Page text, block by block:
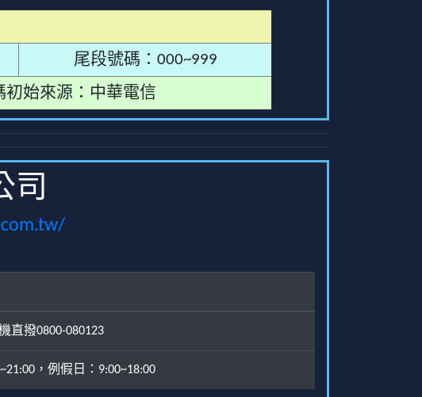
尾段號碼：000~999
初始來源：中華電信
司
直撥0800-080123
，例假日：9:00~18:00